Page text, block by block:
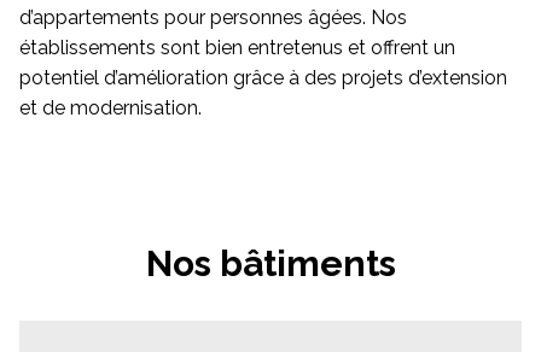
d’appartements pour personnes âgées. Nos
établissements sont bien entretenus et offrent un
potentiel d’amélioration grâce à des projets d’extension
et de modernisation.
Nos bâtiments